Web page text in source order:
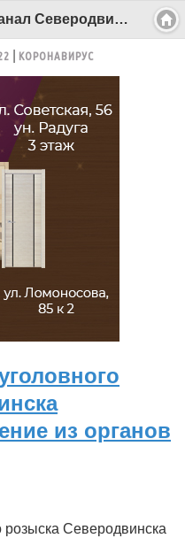
Общество - Беломорканал Северодвинск tv29.ru
КОРОНАВИРУС
из органов
Северодвинска